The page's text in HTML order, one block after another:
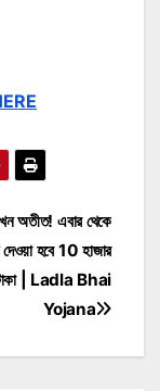
অতীত! এবার থেকে
দেওয়া হবে 10 হাজার
| Ladla Bhai
Yojana